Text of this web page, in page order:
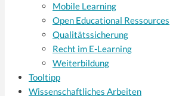
Mobile Learning
Open Educational Ressources
Qualitätssicherung
Recht im E-Learning
Weiterbildung
Tooltipp
Wissenschaftliches Arbeiten